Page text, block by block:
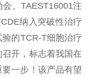
。TAEST16001注
纳入突破性治疗
验的TCR-T细胞治疗
开，标志着我国在
要一步！该产品有望